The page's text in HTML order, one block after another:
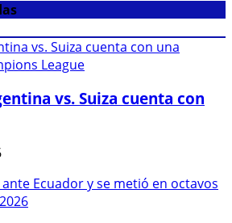
vs. Suiza cuenta con